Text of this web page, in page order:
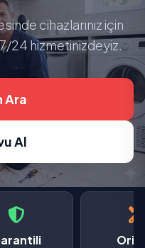
cihazlarınız için
24 hizmetinizdeyiz.
Ara
Al